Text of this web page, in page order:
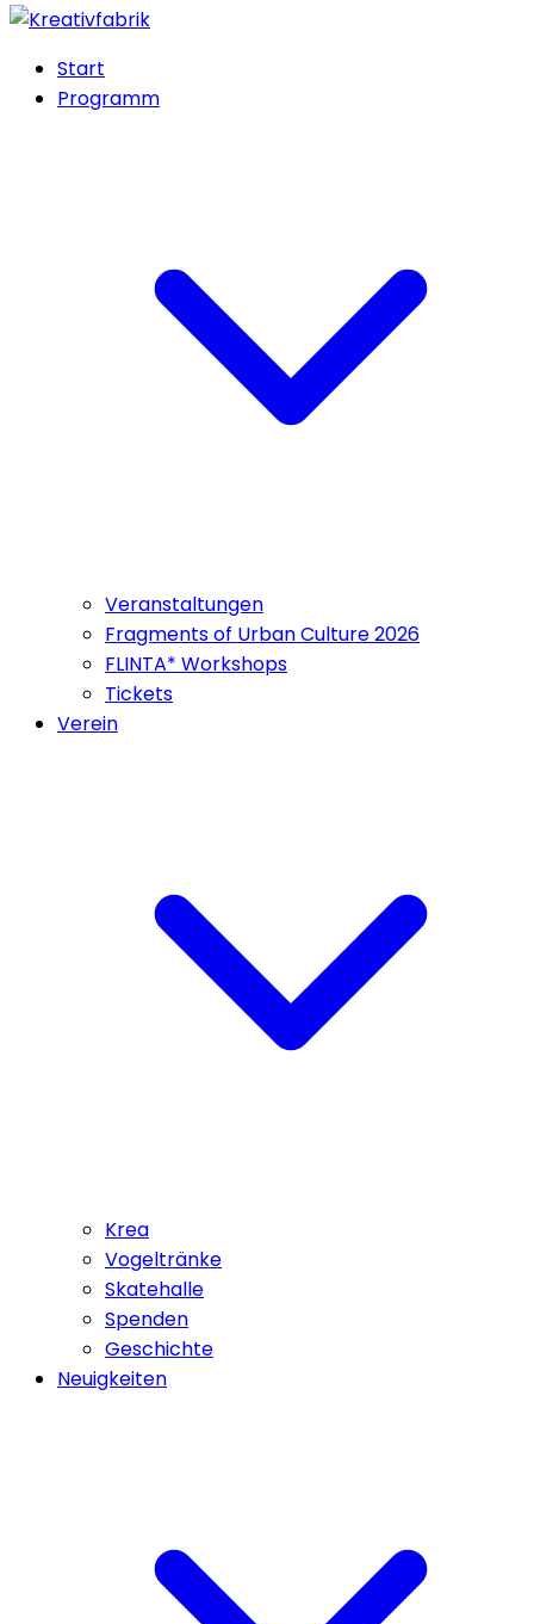
Start
Programm
Veranstaltungen
Fragments of Urban Culture 2026
FLINTA* Workshops
Tickets
Verein
Krea
Vogeltränke
Skatehalle
Spenden
Geschichte
Neuigkeiten